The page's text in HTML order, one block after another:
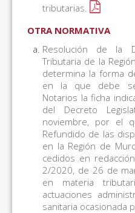
tributarias.
OTRA NORMATIVA
Resolución de la
Tributaria de la
determina la forma
en la que debe
Notarios la ficha
del Decreto
noviembre, por el
Refundido de las
en la Región de
cedidos en
2/2020, de 26 de
en materia
actuaciones
sanitaria ocasionada